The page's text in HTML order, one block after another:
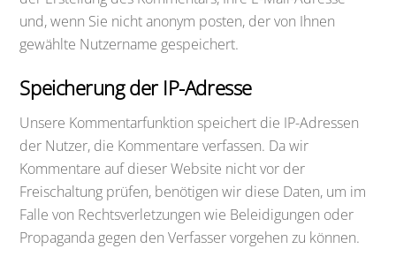
und, wenn Sie nicht anonym posten, der von Ihnen
gewählte Nutzername gespeichert.
Speicherung der IP-Adresse
Unsere Kommentarfunktion speichert die IP-Adressen
der Nutzer, die Kommentare verfassen. Da wir
Kommentare auf dieser Website nicht vor der
Freischaltung prüfen, benötigen wir diese Daten, um im
Falle von Rechtsverletzungen wie Beleidigungen oder
Propaganda gegen den Verfasser vorgehen zu können.